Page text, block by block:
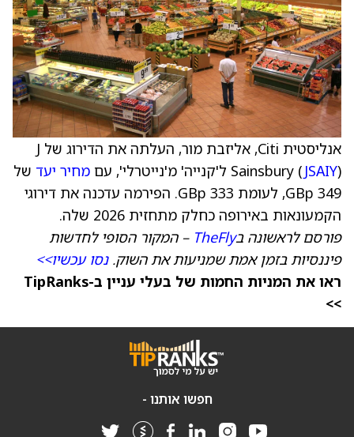
אנליסטית Citi, אליזבת מור, העלתה את הדירוג של J
Sainsbury ( JSAIY) ל'קנייה' מ'נייטרלי', עם מחיר יעד של
349 GBp, לעומת 333 GBp. הפירמה עדכנה את דירוגי
הקמעונאות באירופה כחלק מתחזית 2026 שלה.
פורסם לראשונה בTheFly – המקור הסופי לחדשות
פיננסיות בזמן אמת שמניעות את השוק.נסו עכשיו>>
ראו את המניות החמות של בעלי עניין ב-TipRanks
>>
חפשו אותנו -